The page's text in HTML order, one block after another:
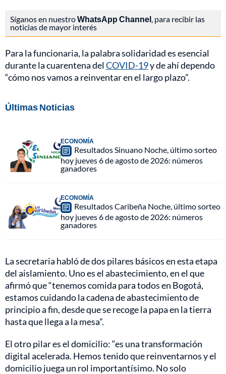
Síganos en nuestroWhatsApp Channel , para recibir las
noticias de mayor interés
Para la funcionaria, la palabra solidaridad es esencial
durante la cuarentena delCOVID-19y de ahí dependo
“cómo nos vamos a reinventar en el largo plazo”.
Últimas Noticias
ECONOMÍA
Resultados Sinuano Noche, último sorteo
hoy jueves 6 de agosto de 2026: números
ganadores
ECONOMÍA
Resultados Caribeña Noche, último sorteo
hoy jueves 6 de agosto de 2026: números
ganadores
La secretaria habló de dos pilares básicos en esta etapa
del aislamiento. Uno es el abastecimiento, en el que
afirmó que “tenemos comida para todos en Bogotá,
estamos cuidando la cadena de abastecimiento de
principio a fin, desde que se recoge la papa en la tierra
hasta que llega a la mesa”.
El otro pilar es el domicilio: “es una transformación
digital acelerada. Hemos tenido que reinventarnos y el
domicilio juega un rol importantísimo. No solo